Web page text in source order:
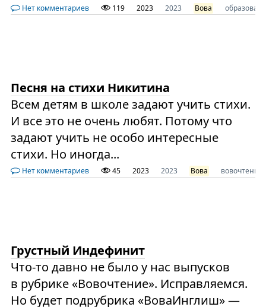
Нет комментариев 119 2023 2023 Вова
Песня на стихи Никитина
Всем детям в школе задают учить стихи.
И все это не очень любят. Потому что
задают учить не особо интересные
стихи. Но иногда...
Нет комментариев 45 2023 2023 Вова вовочтение
Грустный Индефинит
Что-то давно не было у нас выпусков
в рубрике «Вовочтение». Исправляемся.
Но будет подрубрика «ВоваИнглиш» —